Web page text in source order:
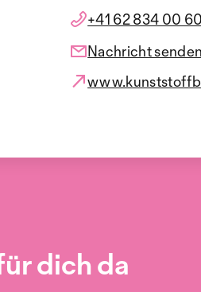
+41 62 834 00 60
Nachricht senden
dich da